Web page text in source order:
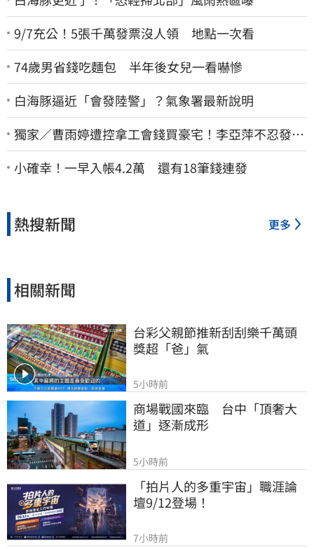
9/7充公！5張千萬發票沒人領 地點一次看
74歲男省錢吃麵包 半年後女兒一看嚇慘
白海豚逼近「會發陸警」？氣象署最新說明
獨家／曹雨婷遭控拿工會錢買豪宅！李亞萍不忍發
聲：余天管工會都貼錢
小確幸！一早入帳4.2萬 還有18筆錢連發
熱搜新聞 更多
相關新聞
台彩父親節推新刮刮樂千萬頭
獎超「爸」氣
5小時前
商場戰國來臨　台中「頂奢大
道」逐漸成形
5小時前
「拍片人的多重宇宙」職涯論
壇9/12登場！
7小時前